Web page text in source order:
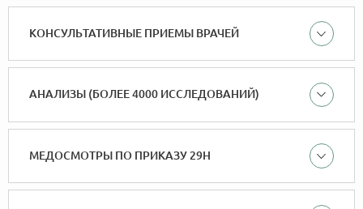
КОНСУЛЬТАТИВНЫЕ ПРИЕМЫ ВРАЧЕЙ
АНАЛИЗЫ (БОЛЕЕ 4000 ИССЛЕДОВАНИЙ)
МЕДОСМОТРЫ ПО ПРИКАЗУ 29Н